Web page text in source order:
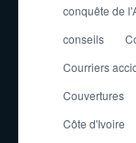
conquête de
conseils
Courriers
Couvertures
Côte d'Ivoire